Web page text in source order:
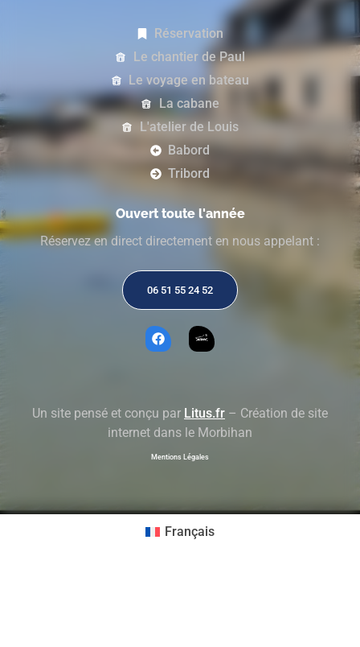
Réservation
Le chantier de Paul
Le voyage en bateau
La cabane
L'atelier de Louis
Babord
Tribord
Ouvert toute l'année
Réservez en direct directement en nous appelant :
06 51 55 24 52
Un site pensé et conçu par Litus.fr – Création de site
internet dans le Morbihan
Mentions Légales
Français